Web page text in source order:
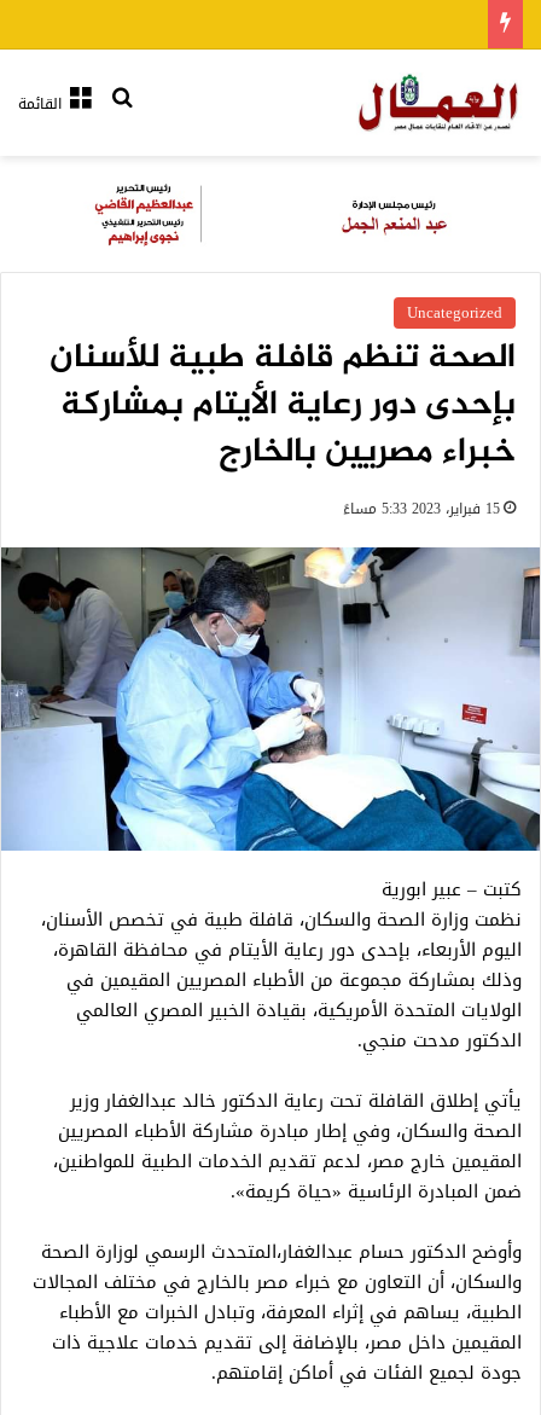
القائمةبحث عن
Uncategorized
الصحة تنظم قافلة طبية للأسنان
بإحدى دور رعاية الأيتام بمشاركة
خبراء مصريين بالخارج
15 فبراير، 2023 5:33 مساءً
كتبت – عبير ابورية
نظمت وزارة الصحة والسكان، قافلة طبية في تخصص الأسنان،
اليوم الأربعاء، بإحدى دور رعاية الأيتام في محافظة القاهرة،
وذلك بمشاركة مجموعة من الأطباء المصريين المقيمين في
الولايات المتحدة الأمريكية، بقيادة الخبير المصري العالمي
الدكتور مدحت منجي.
يأتي إطلاق القافلة تحت رعاية الدكتور خالد عبدالغفار وزير
الصحة والسكان، وفي إطار مبادرة مشاركة الأطباء المصريين
المقيمين خارج مصر، لدعم تقديم الخدمات الطبية للمواطنين،
ضمن المبادرة الرئاسية «حياة كريمة».
وأوضح الدكتور حسام عبدالغفار،المتحدث الرسمي لوزارة الصحة
والسكان، أن التعاون مع خبراء مصر بالخارج في مختلف المجالات
الطبية، يساهم في إثراء المعرفة، وتبادل الخبرات مع الأطباء
المقيمين داخل مصر، بالإضافة إلى تقديم خدمات علاجية ذات
جودة لجميع الفئات في أماكن إقامتهم.